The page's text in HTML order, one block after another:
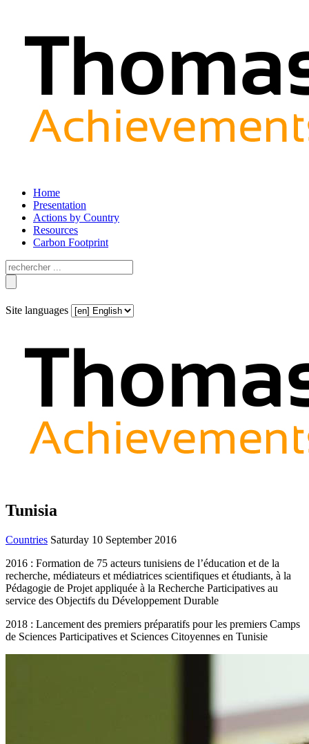
Home
Presentation
Actions by Country
Resources
Carbon Footprint
Site languages
Tunisia
Countries Saturday 10 September 2016
2016 : Formation de 75 acteurs tunisiens de l’éducation et de la
recherche, médiateurs et médiatrices scientifiques et étudiants, à la
Pédagogie de Projet appliquée à la Recherche Participatives au
service des Objectifs du Développement Durable
2018 : Lancement des premiers préparatifs pour les premiers Camps
de Sciences Participatives et Sciences Citoyennes en Tunisie